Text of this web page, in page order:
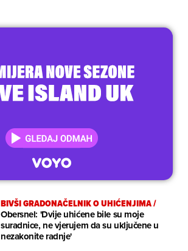
BIVŠI GRADONAČELNIK O UHIĆENJIMA/
Obersnel: 'Dvije uhićene bile su moje
suradnice, ne vjerujem da su uključene u
nezakonite radnje'